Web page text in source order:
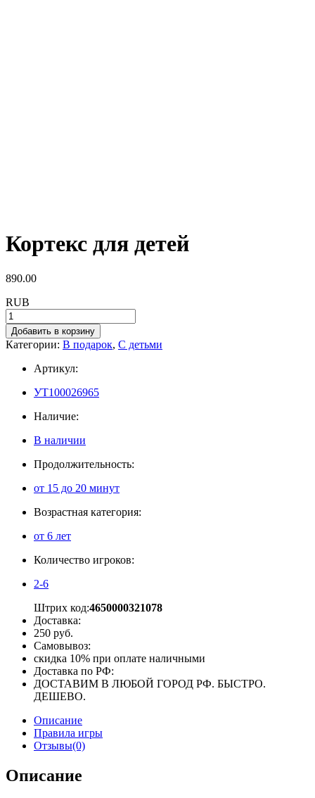
Кортекс для детей
890.00
RUB
Добавить в корзину
Категории: В подарок, С детьми
Артикул:
УТ100026965
Наличие:
В наличии
Продолжительность:
от 15 до 20 минут
Возрастная категория:
от 6 лет
Количество игроков:
2-6
Штрих код:4650000321078
Доставка:
250 руб.
Самовывоз:
скидка 10% при оплате наличными
Доставка по РФ:
ДОСТАВИМ В ЛЮБОЙ ГОРОД РФ. БЫСТРО.
ДЕШЕВО.
Описание
Правила игры
Отзывы(0)
Описание